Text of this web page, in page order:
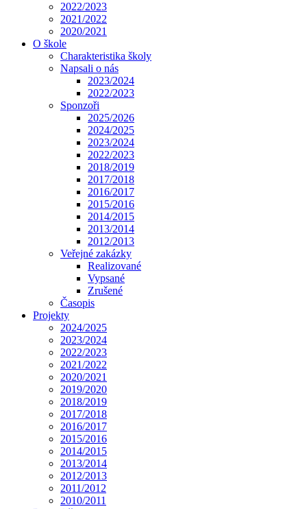
2022/2023
2021/2022
2020/2021
O škole
Charakteristika školy
Napsali o nás
2023/2024
2022/2023
Sponzoři
2025/2026
2024/2025
2023/2024
2022/2023
2018/2019
2017/2018
2016/2017
2015/2016
2014/2015
2013/2014
2012/2013
Veřejné zakázky
Realizované
Vypsané
Zrušené
Časopis
Projekty
2024/2025
2023/2024
2022/2023
2021/2022
2020/2021
2019/2020
2018/2019
2017/2018
2016/2017
2015/2016
2014/2015
2013/2014
2012/2013
2011/2012
2010/2011